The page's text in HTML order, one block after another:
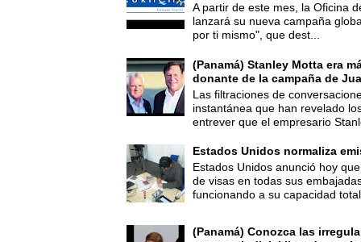
A partir de este mes, la Oficina
lanzará su nueva campaña
por ti mismo", que dest...
(Panamá) Stanley Motta era
donante de la campaña de
Las filtraciones de
instantánea que han revelado
entrever que el empresario
Estados Unidos normaliza
Estados Unidos anunció hoy
de visas en todas sus
funcionando a su capacidad
(Panamá) Conozca las